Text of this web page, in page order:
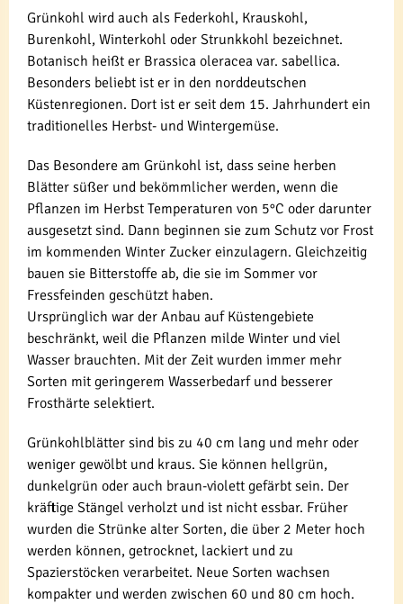
Grünkohl wird auch als Federkohl, Krauskohl,
Burenkohl, Winterkohl oder Strunkkohl bezeichnet.
Botanisch heißt er Brassica oleracea var. sabellica.
Besonders beliebt ist er in den norddeutschen
Küstenregionen. Dort ist er seit dem 15. Jahrhundert ein
traditionelles Herbst- und Wintergemüse.
Das Besondere am Grünkohl ist, dass seine herben
Blätter süßer und bekömmlicher werden, wenn die
Pflanzen im Herbst Temperaturen von 5°C oder darunter
ausgesetzt sind. Dann beginnen sie zum Schutz vor Frost
im kommenden Winter Zucker einzulagern. Gleichzeitig
bauen sie Bitterstoffe ab, die sie im Sommer vor
Fressfeinden geschützt haben.
Ursprünglich war der Anbau auf Küstengebiete
beschränkt, weil die Pflanzen milde Winter und viel
Wasser brauchten. Mit der Zeit wurden immer mehr
Sorten mit geringerem Wasserbedarf und besserer
Frosthärte selektiert.
Grünkohlblätter sind bis zu 40 cm lang und mehr oder
weniger gewölbt und kraus. Sie können hellgrün,
dunkelgrün oder auch braun-violett gefärbt sein. Der
kräftige Stängel verholzt und ist nicht essbar. Früher
wurden die Strünke alter Sorten, die über 2 Meter hoch
werden können, getrocknet, lackiert und zu
Spazierstöcken verarbeitet. Neue Sorten wachsen
kompakter und werden zwischen 60 und 80 cm hoch.